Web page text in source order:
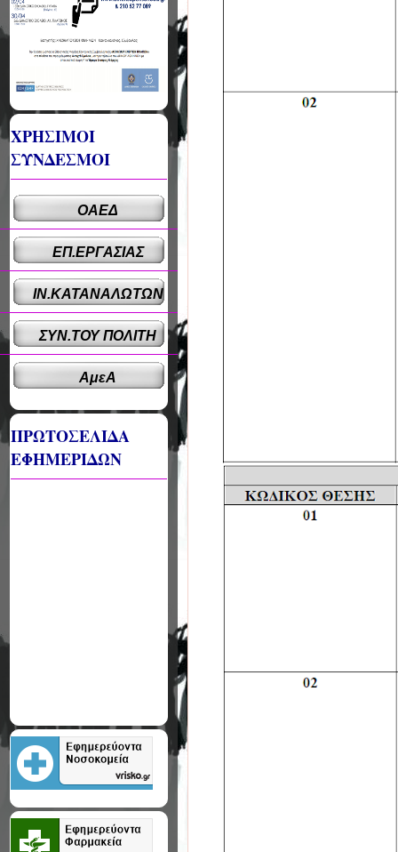
ΧΡΗΣΙΜΟΙ
ΣΥΝΔΕΣΜΟΙ
ΟΑΕΔ
ΕΠ.ΕΡΓΑΣΙΑΣ
ΙΝ.ΚΑΤΑΝΑΛΩΤΩΝ
ΣΥΝ.ΤΟΥ ΠΟΛΙΤΗ
ΑμεΑ
ΠΡΩΤΟΣΕΛΙΔΑ
ΕΦΗΜΕΡΙΔΩΝ